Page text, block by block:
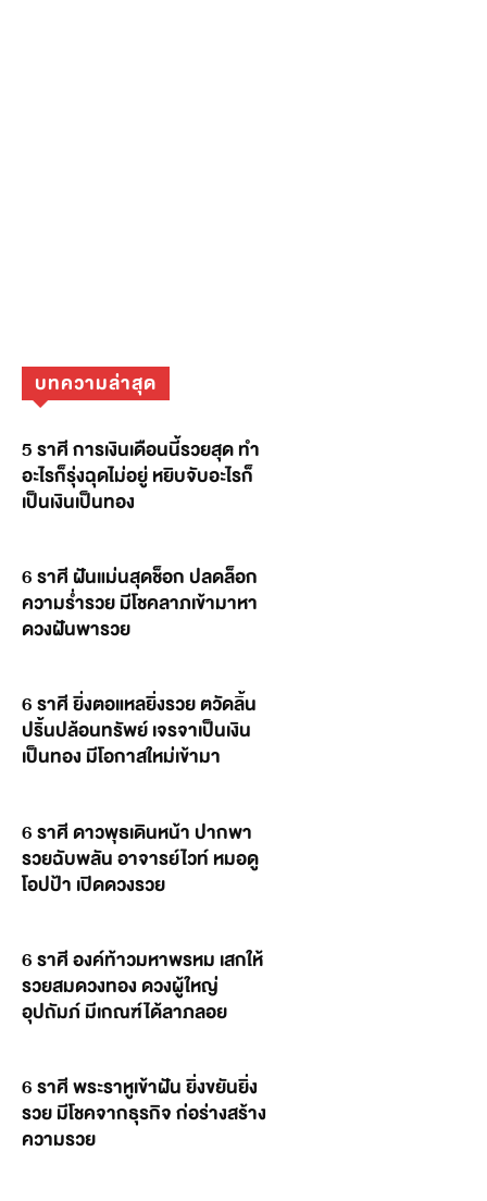
บทความล่าสุด
5 ราศี การเงินเดือนนี้รวยสุด ทำ
อะไรก็รุ่งฉุดไม่อยู่ หยิบจับอะไรก็
เป็นเงินเป็นทอง
6 ราศี ฝันแม่นสุดช็อก ปลดล็อก
ความร่ำรวย มีโชคลาภเข้ามาหา
ดวงฝันพารวย
6 ราศี ยิ่งตอแหลยิ่งรวย ตวัดลิ้น
ปริ้นปล้อนทรัพย์ เจรจาเป็นเงิน
เป็นทอง มีโอกาสใหม่เข้ามา
6 ราศี ดาวพุธเดินหน้า ปากพา
รวยฉับพลัน อาจารย์ไวท์ หมอดู
โอปป้า เปิดดวงรวย
6 ราศี องค์ท้าวมหาพรหม เสกให้
รวยสมดวงทอง ดวงผู้ใหญ่
อุปถัมภ์ มีเกณฑ์ได้ลาภลอย
6 ราศี พระราหูเข้าฝัน ยิ่งขยันยิ่ง
รวย มีโชคจากธุรกิจ ก่อร่างสร้าง
ความรวย